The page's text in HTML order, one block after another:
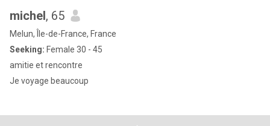
michel, 65
Melun, Île-de-France, France
Seeking: Female 30 - 45
amitie et rencontre
Je voyage beaucoup